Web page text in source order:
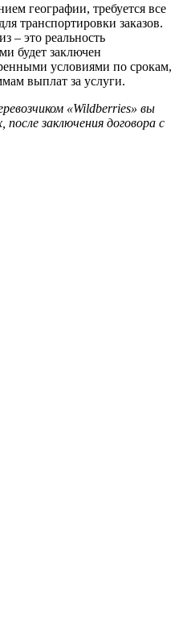
географии, требуется все
транспортировки заказов.
– это реальность
будет заключен
условиями по срокам,
выплат за услуги.
«Wildberriеs» вы
заключения договора с